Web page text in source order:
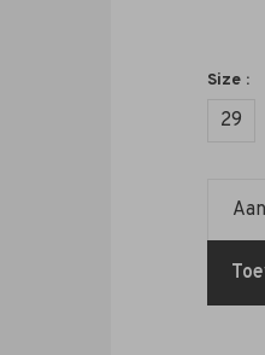
Size :
29